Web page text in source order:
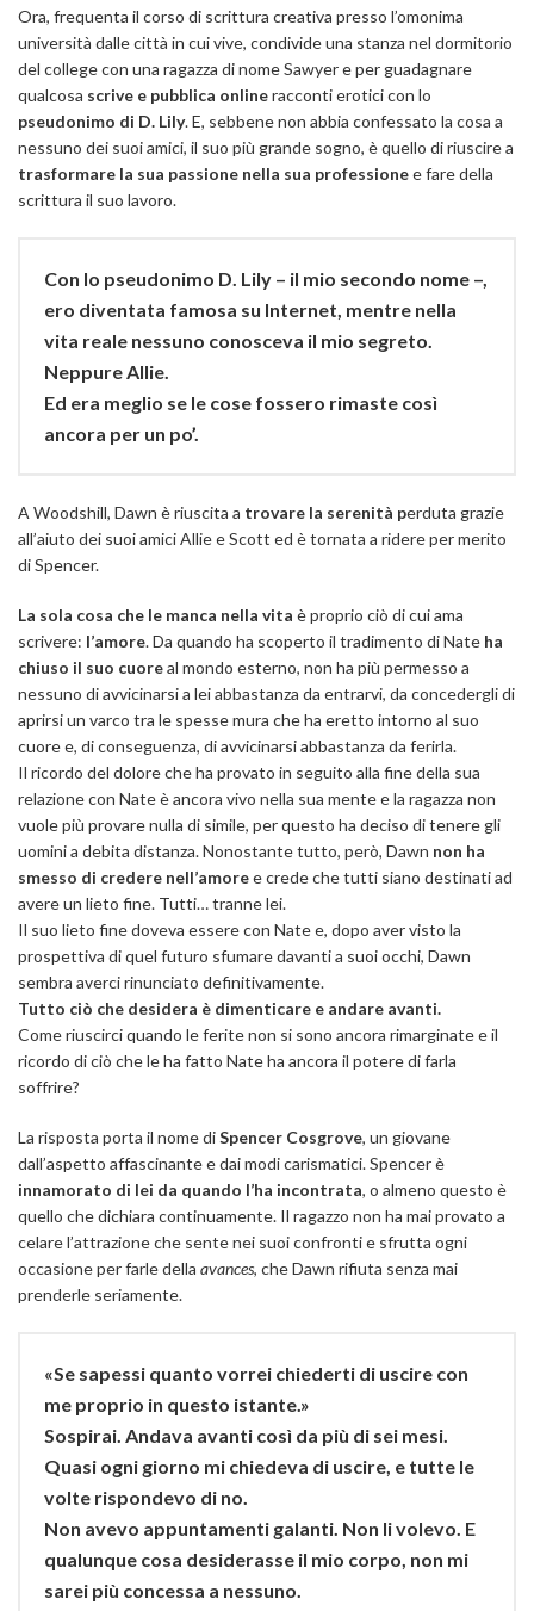
Ora, frequenta il corso di scrittura creativa presso l’omonima
università dalle città in cui vive, condivide una stanza nel dormitorio
del college con una ragazza di nome Sawyer e per guadagnare
qualcosa scrive e pubblica onlineracconti erotici con lo
pseudonimo di D. Lily. E, sebbene non abbia confessato la cosa a
nessuno dei suoi amici, il suo più grande sogno, è quello di riuscire a
trasformare la sua passione nella sua professionee fare della
scrittura il suo lavoro.
Con lo pseudonimo D. Lily – il mio secondo nome –,
ero diventata famosa su Internet, mentre nella
vita reale nessuno conosceva il mio segreto.
Neppure Allie.
Ed era meglio se le cose fossero rimaste così
ancora per un po’.
A Woodshill, Dawn è riuscita a trovare la serenità perduta grazie
all’aiuto dei suoi amici Allie e Scott ed è tornata a ridere per merito
di Spencer.
La sola cosa che le manca nella vita è proprio ciò di cui ama
scrivere: l’amore. Da quando ha scoperto il tradimento di Nate ha
chiuso il suo cuoreal mondo esterno, non ha più permesso a
nessuno di avvicinarsi a lei abbastanza da entrarvi, da concedergli di
aprirsi un varco tra le spesse mura che ha eretto intorno al suo
cuore e, di conseguenza, di avvicinarsi abbastanza da ferirla.
Il ricordo del dolore che ha provato in seguito alla fine della sua
relazione con Nate è ancora vivo nella sua mente e la ragazza non
vuole più provare nulla di simile, per questo ha deciso di tenere gli
uomini a debita distanza. Nonostante tutto, però, Dawn non ha
smesso di credere nell’amoree crede che tutti siano destinati ad
avere un lieto fine. Tutti… tranne lei.
Il suo lieto fine doveva essere con Nate e, dopo aver visto la
prospettiva di quel futuro sfumare davanti a suoi occhi, Dawn
sembra averci rinunciato definitivamente.
Tutto ciò che desidera è dimenticare e andare avanti.
Come riuscirci quando le ferite non si sono ancora rimarginate e il
ricordo di ciò che le ha fatto Nate ha ancora il potere di farla
soffrire?
La risposta porta il nome diSpencer Cosgrove, un giovane
dall’aspetto affascinante e dai modi carismatici. Spencer è
innamorato di lei da quando l’ha incontrata, o almeno questo è
quello che dichiara continuamente. Il ragazzo non ha mai provato a
celare l’attrazione che sente nei suoi confronti e sfrutta ogni
occasione per farle della avances, che Dawn rifiuta senza mai
prenderle seriamente.
«Se sapessi quanto vorrei chiederti di uscire con
me proprio in questo istante.»
Sospirai. Andava avanti così da più di sei mesi.
Quasi ogni giorno mi chiedeva di uscire, e tutte le
volte rispondevo di no.
Non avevo appuntamenti galanti. Non li volevo. E
qualunque cosa desiderasse il mio corpo, non mi
sarei più concessa a nessuno.